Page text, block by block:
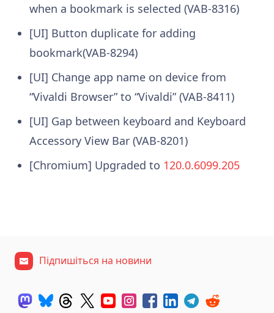
when a bookmark is selected (VAB-8316)
[UI] Button duplicate for adding
bookmark(VAB-8294)
[UI] Change app name on device from
“Vivaldi Browser” to “Vivaldi” (VAB-8411)
[UI] Gap between keyboard and Keyboard
Accessory View Bar (VAB-8201)
[Chromium] Upgraded to 120.0.6099.205
Підпишіться на новини